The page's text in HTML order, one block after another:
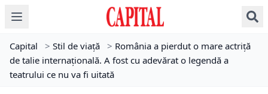
Capital > Stil de viață > România a pierdut o mare actriță
de talie internațională. A fost cu adevărat o legendă a
teatrului ce nu va fi uitată